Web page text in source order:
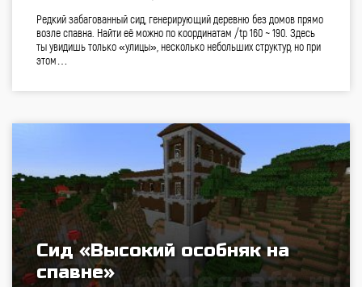
Редкий забагованный сид, генерирующий деревню без домов прямо
возле спавна. Найти её можно по координатам /tp 160 ~ 190. Здесь
ты увидишь только «улицы», несколько небольших структур, но при
этом…
Сид «Высокий особняк на
спавне»